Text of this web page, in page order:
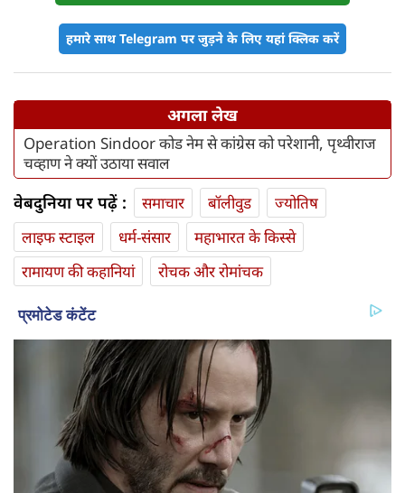
हमारे साथ Telegram पर जुड़ने के लिए यहां क्लिक करें
अगला लेख
Operation Sindoor कोड नेम से कांग्रेस को परेशानी, पृथ्वीराज
चव्हाण ने क्यों उठाया सवाल
वेबदुनिया पर पढ़ें : समाचार बॉलीवुड
ज्योतिष
लाइफ स्‍टाइल
धर्म-संसार
महाभारत के किस्से
रामायण की कहानियां
रोचक और रोमांचक